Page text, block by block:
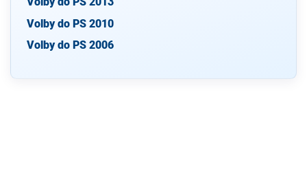
Volby do PS 2010
Volby do PS 2006